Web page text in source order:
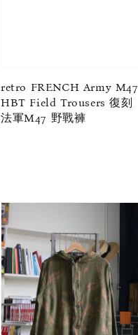
retro FRENCH Army M47
HBT Field Trousers 復刻
法軍M47 野戰褲